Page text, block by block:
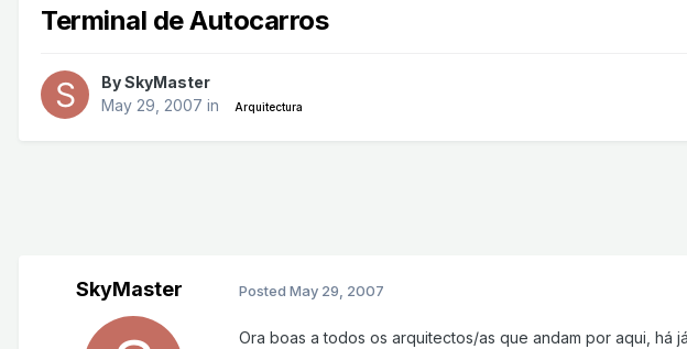
Terminal de Autocarros
BySkyMaster
May 29, 2007 in Arquitectura
SkyMaster Posted May 29, 2007
Ora boas a todos os arquitectos/as que andam por aqui,